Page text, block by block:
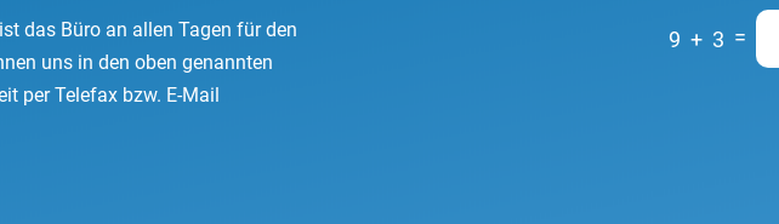
das Büro an allen Tagen für den
uns in den oben genannten
per Telefax bzw. E-Mail
9 + 3 =